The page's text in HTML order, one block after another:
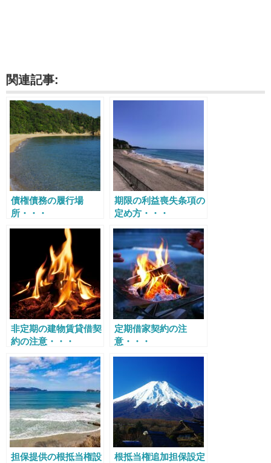
関連記事:
債権債務の履行場
所・・・
期限の利益喪失条項の
定め方・・・
非定期の建物賃貸借契
約の注意・・・
定期借家契約の注
意・・・
担保提供の根抵当権設
根抵当権追加担保設定